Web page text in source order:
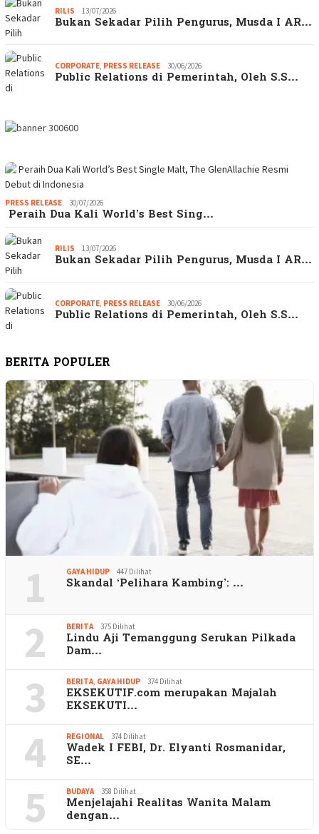
RILIS 13/07/2026
Bukan Sekadar Pilih Pengurus, Musda I AR…
CORPORATE PRESS RELEASE 30/06/2026
Public Relations di Pemerintah, Oleh S.S…
PRESS RELEASE 30/07/2026
Peraih Dua Kali World’s Best Sing…
RILIS 13/07/2026
Bukan Sekadar Pilih Pengurus, Musda I AR…
CORPORATE PRESS RELEASE 30/06/2026
Public Relations di Pemerintah, Oleh S.S…
BERITA POPULER
1 GAYA HIDUP 447 Dilihat
Skandal ‘Pelihara Kambing’: …
2 BERITA 375 Dilihat
Lindu Aji Temanggung Serukan Pilkada
Dam…
3 BERITA GAYA HIDUP 374 Dilihat
EKSEKUTIF.com merupakan Majalah
EKSEKUTI…
4 REGIONAL 374 Dilihat
Wadek I FEBI, Dr. Elyanti Rosmanidar,
SE…
5 BUDAYA 358 Dilihat
Menjelajahi Realitas Wanita Malam
dengan…